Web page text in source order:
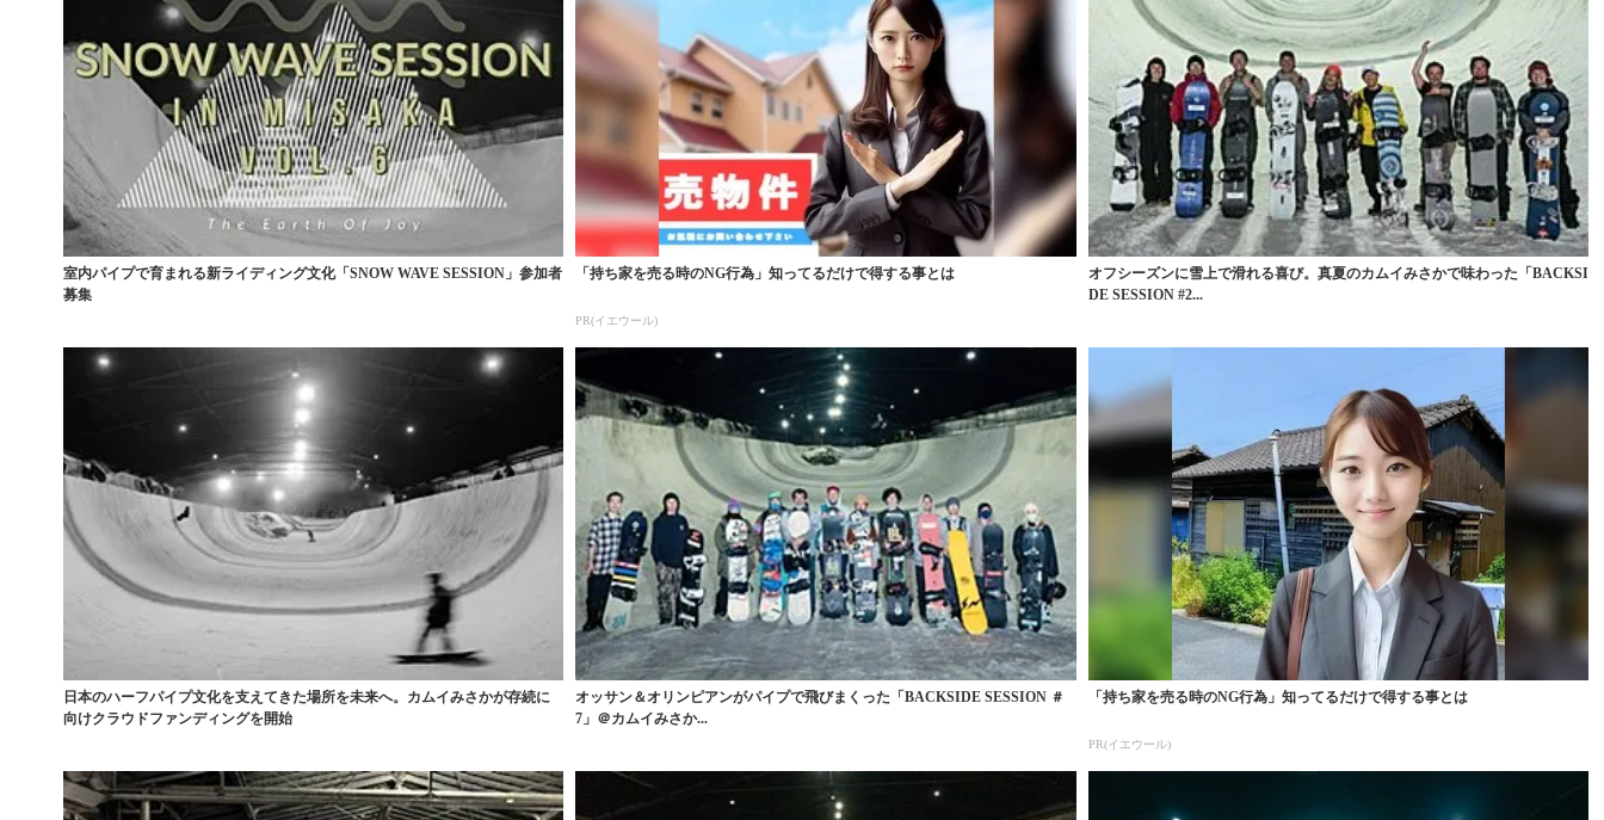
室内パイプで育まれる新ライディング文化「SNOW WAVE SESSION」参加者
募集
「持ち家を売る時のNG行為」知ってるだけで得する事とは
PR(イエウール)
オフシーズンに雪上で滑れる喜び。真夏のカムイみさかで味わった「BACKSI
DE SESSION #2...
日本のハーフパイプ文化を支えてきた場所を未来へ。カムイみさかが存続に
向けクラウドファンディングを開始
オッサン＆オリンピアンがパイプで飛びまくった「BACKSIDE SESSION ＃
7」＠カムイみさか...
「持ち家を売る時のNG行為」知ってるだけで得する事とは
PR(イエウール)